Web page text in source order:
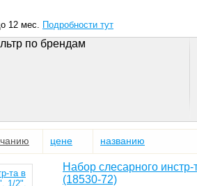
12 мес. Подробности тут
по брендам
цене названию
Набор слесарного
(18530-72)